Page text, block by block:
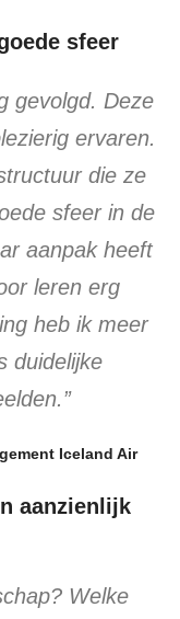
sfeer
gevolgd. Deze
ervaren.
die ze
sfeer in de
aanpak heeft
leren erg
heb ik meer
duidelijke
Iceland Air
aanzienlijk
Welke